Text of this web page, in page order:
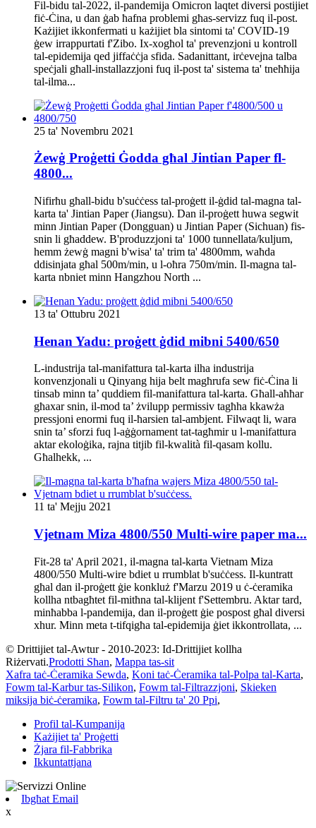
Fil-bidu tal-2022, il-pandemija Omicron laqtet diversi postijiet
fiċ-Ċina, u dan ġab ħafna problemi għas-servizz fuq il-post.
Każijiet ikkonfermati u każijiet bla sintomi ta' COVID-19
ġew irrappurtati f'Zibo. Ix-xogħol ta' prevenzjoni u kontroll
tal-epidemija qed jiffaċċja sfida. Sadanittant, irċevejna talba
speċjali għall-installazzjoni fuq il-post ta' sistema ta' tneħħija
tal-ilma...
25 ta' Novembru 2021
Żewġ Proġetti Ġodda għal Jintian Paper fl-
4800...
Nifirħu għall-bidu b'suċċess tal-proġett il-ġdid tal-magna tal-
karta ta' Jintian Paper (Jiangsu). Dan il-proġett huwa segwit
minn Jintian Paper (Dongguan) u Jintian Paper (Sichuan) fis-
snin li għaddew. B'produzzjoni ta' 1000 tunnellata/kuljum,
hemm żewġ magni b'wisa' ta' trim ta' 4800mm, waħda
ddisinjata għal 500m/min, u l-oħra 750m/min. Il-magna tal-
karta nbniet minn Hangzhou North ...
13 ta' Ottubru 2021
Henan Yadu: proġett ġdid mibni 5400/650
L-industrija tal-manifattura tal-karta ilha industrija
konvenzjonali u Qinyang hija belt magħrufa sew fiċ-Ċina li
tinsab minn ta’ quddiem fil-manifattura tal-karta. Għall-aħħar
għaxar snin, il-mod ta’ żvilupp permissiv tagħha kkawża
pressjoni enormi fuq il-ħarsien tal-ambjent. Filwaqt li, wara
snin ta’ sforzi fuq l-aġġornament tat-tagħmir u l-manifattura
aktar ekoloġika, rajna titjib fil-kwalità fil-qasam kollu.
Għalhekk, ...
11 ta' Mejju 2021
Vjetnam Miza 4800/550 Multi-wire paper ma...
Fit-28 ta' April 2021, il-magna tal-karta Vietnam Miza
4800/550 Multi-wire bdiet u rrumblat b'suċċess. Il-kuntratt
għal dan il-proġett ġie konkluż f'Marzu 2019 u ċ-ċeramika
kollha ntbagħtet fil-mitħna tal-klijent f'Settembru. Aktar tard,
minħabba l-pandemija, dan il-proġett ġie pospost għal diversi
xhur. Minn meta t-tifqigħa tal-epidemija ġiet ikkontrollata, ...
© Drittijiet tal-Awtur - 2010-2023: Id-Drittijiet kollha
Riżervati.Prodotti Sħan, Mappa tas-sit
Xafra taċ-Ċeramika Sewda, Koni taċ-Ċeramika tal-Polpa tal-Karta,
Fowm tal-Karbur tas-Silikon, Fowm tal-Filtrazzjoni, Skieken
miksija biċ-ċeramika, Fowm tal-Filtru ta' 20 Ppi,
Profil tal-Kumpanija
Każijiet ta' Proġetti
Żjara fil-Fabbrika
Ikkuntattjana
Ibgħat Email
x